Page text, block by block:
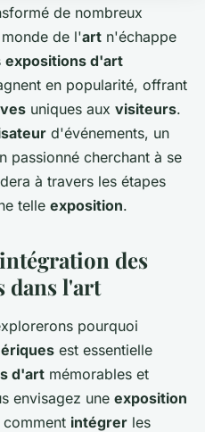
de nombreux
de l'art n'échappe
expositions d'art
en popularité, offrant
uniques aux visiteurs.
d'événements, un
passionné cherchant à se
à travers les étapes
telle exposition.
des
dans l'art
pourquoi
est essentielle
d'art mémorables et
envisagez une exposition
intégrer les